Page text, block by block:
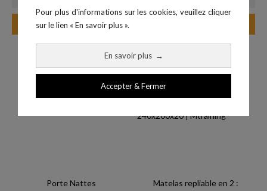
Pour plus d'informations sur les cookies, veuillez cliquer
sur le lien « En savoir plus ».
En savoir plus →
Accepter & Fermer
Ajouter au panier
Porte Nattes
Matelas repliable en 2 :